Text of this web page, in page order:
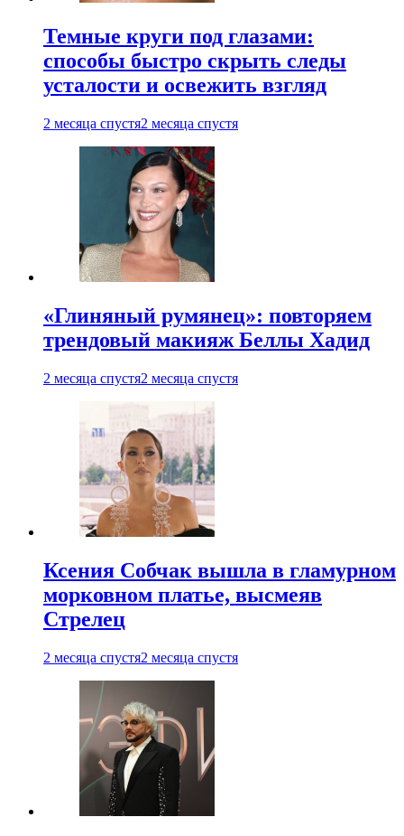
Темные круги под глазами:
способы быстро скрыть следы
усталости и освежить взгляд
2 месяца спустя2 месяца спустя
«Глиняный румянец»: повторяем
трендовый макияж Беллы Хадид
2 месяца спустя2 месяца спустя
Ксения Собчак вышла в гламурном
морковном платье, высмеяв
Стрелец
2 месяца спустя2 месяца спустя